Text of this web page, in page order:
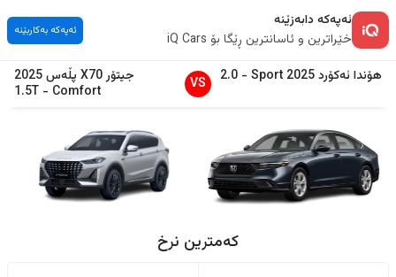
ئەپەکە دابەزێنە
خێراترین و ئاسانترین ڕێگا بۆ iQ Cars
ئەپەکە بەکاربێنە
هۆندا ئەکۆرد2025
Sport
-
2.0
VS جیتۆرX70 پڵەس
2025
Comfort
-
1.5T
کەمترین نرخ